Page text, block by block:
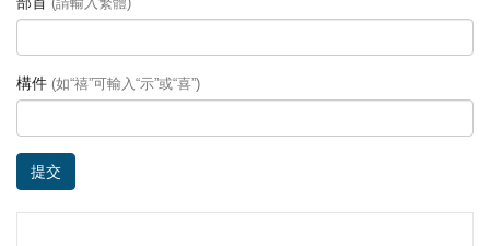
構件 (如“禧”可輸入“示”或“喜”)
提交